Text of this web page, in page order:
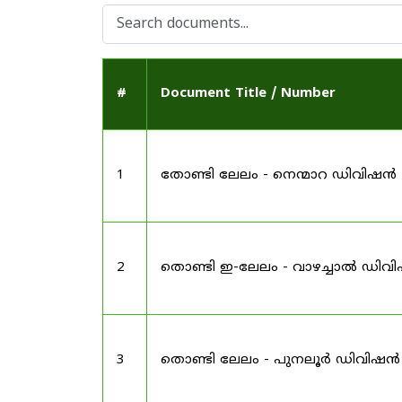
# Document Title / Number
1 തോണ്ടി ലേലം - നെന്മാറ ഡിവിഷൻ
2 തൊണ്ടി ഇ-ലേലം - വാഴച്ചാൽ
3 തൊണ്ടി ലേലം - പുനലൂർ ഡിവിഷൻ